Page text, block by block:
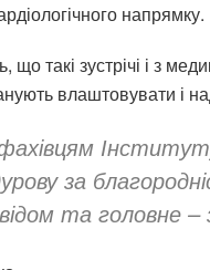
напрямку.
що такі зустрічі і з
влаштовувати і
за
та головне